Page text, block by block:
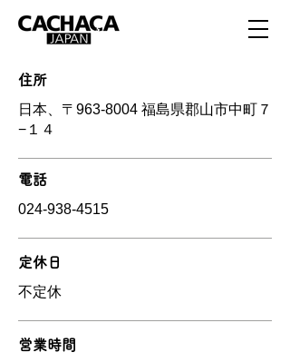
住所
日本、〒963-8004 福島県郡山市中町７
−１４
電話
024-938-4515
定休日
不定休
営業時間